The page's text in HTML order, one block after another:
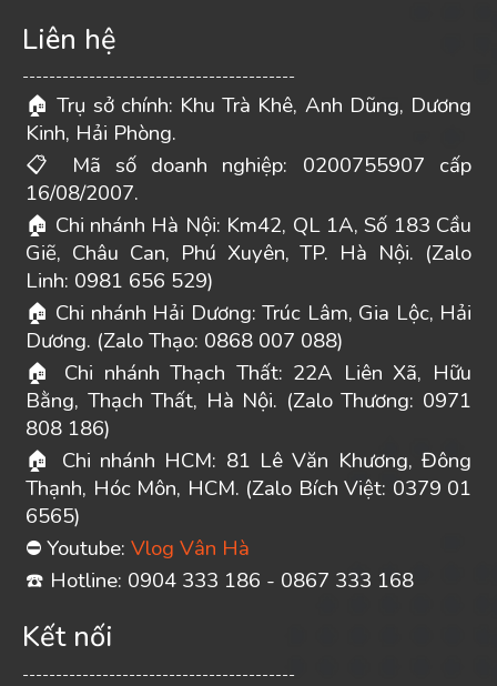
Liên hệ
-----------------------------------------
🏠 Trụ sở chính: Khu Trà Khê, Anh Dũng, Dương
Kinh, Hải Phòng.
📋
Mã số doanh nghiệp: 0200755907 cấp
16/08/2007.
🏠 Chi nhánh Hà Nội: Km42, QL 1A, Số 183 Cầu
Giẽ, Châu Can, Phú Xuyên, TP. Hà Nội. (Zalo
Linh: 0981 656 529)
🏠 Chi nhánh Hải Dương: Trúc Lâm, Gia Lộc, Hải
Dương. (Zalo Thạo: 0868 007 088)
🏠 Chi nhánh Thạch Thất: 22A Liên Xã, Hữu
Bằng, Thạch Thất, Hà Nội. (Zalo Thương: 0971
808 186)
🏠
Chi nhánh HCM: 81 Lê Văn Khương, Đông
Thạnh, Hóc Môn, HCM. (Zalo Bích Việt: 0379 01
6565)
⛔ Youtube: Vlog Vân Hà
☎ ️ Hotline: 0904 333 186 - 0867 333 168
Kết nối
-----------------------------------------